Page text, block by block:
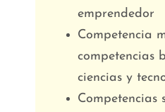
emprendedor
Competencia
competencias
ciencias y
Competencias